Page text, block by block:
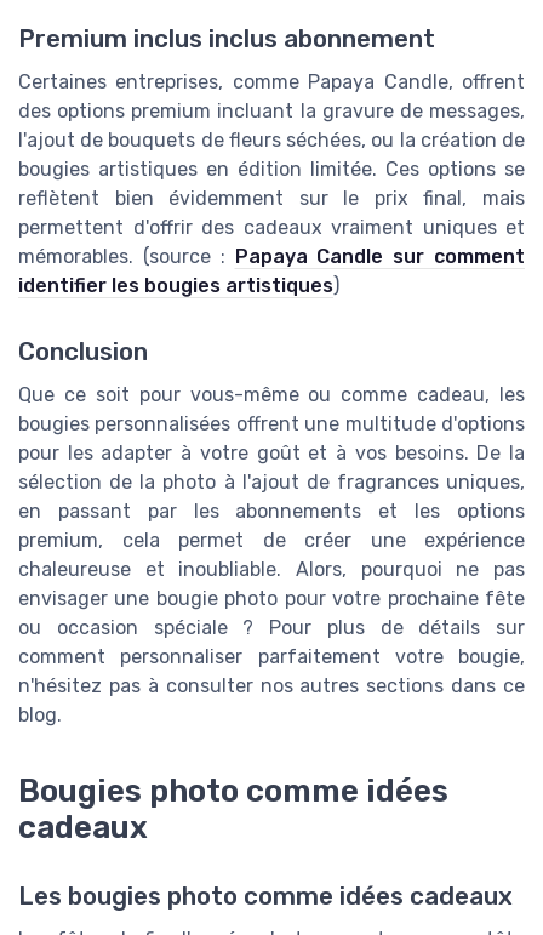
Premium inclus inclus abonnement
Certaines entreprises, comme Papaya Candle, offrent
des options premium incluant la gravure de messages,
l'ajout de bouquets de fleurs séchées, ou la création de
bougies artistiques en édition limitée. Ces options se
reflètent bien évidemment sur le prix final, mais
permettent d'offrir des cadeaux vraiment uniques et
mémorables. (source :
Papaya Candle sur comment
identifier les bougies artistiques)
Conclusion
Que ce soit pour vous-même ou comme cadeau, les
bougies personnalisées offrent une multitude d'options
pour les adapter à votre goût et à vos besoins. De la
sélection de la photo à l'ajout de fragrances uniques,
en passant par les abonnements et les options
premium, cela permet de créer une expérience
chaleureuse et inoubliable. Alors, pourquoi ne pas
envisager une bougie photo pour votre prochaine fête
ou occasion spéciale ? Pour plus de détails sur
comment personnaliser parfaitement votre bougie,
n'hésitez pas à consulter nos autres sections dans ce
blog.
Bougies photo comme idées
cadeaux
Les bougies photo comme idées cadeaux